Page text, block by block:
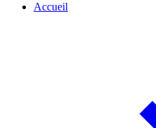
Accueil